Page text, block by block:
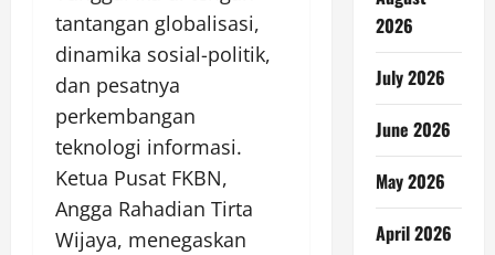
tantangan globalisasi,
dinamika sosial-politik,
dan pesatnya
perkembangan
teknologi informasi.
Ketua Pusat FKBN,
Angga Rahadian Tirta
Wijaya, menegaskan
2026
July 2026
June 2026
May 2026
April 2026